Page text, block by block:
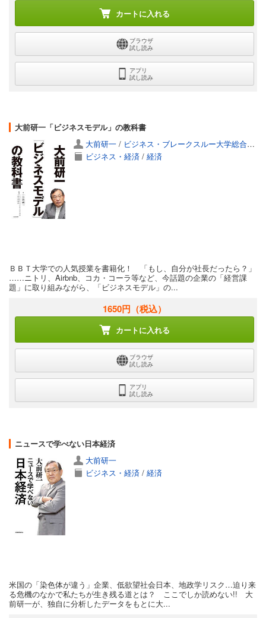
カートに入れる
ブラウザ
試し読み
アプリ
試し読み
大前研一「ビジネスモデル」の教科書
大前研一 / ビジネス・ブレークスルー大学総合研究所
ビジネス・経済 / 経済
ＢＢＴ大学での人気授業を書籍化！ 「もし、自分が社長だったら？」
……ニトリ、Airbnb、コカ・コーラ等など、今話題の企業の「経営課
題」に取り組みながら、「ビジネスモデル」の...
1650円 （税込）
カートに入れる
ブラウザ
試し読み
アプリ
試し読み
ニュースで学べない日本経済
大前研一
ビジネス・経済 / 経済
米国の「染色体が違う」企業、低欲望社会日本、地政学リスク…迫り来
る危機のなかで私たちが生き残る道とは？ ここでしか読めない!! 大
前研一が、独自に分析したデータをもとに大...